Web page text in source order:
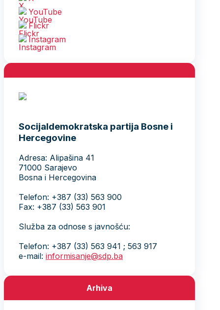
YouTube
Flickr
Instagram
Socijaldemokratska partija Bosne i
Hercegovine
Adresa: Alipašina 41
71000 Sarajevo
Bosna i Hercegovina
Telefon: +387 (33) 563 900
Fax: +387 (33) 563 901
Služba za odnose s javnošću:
Telefon: +387 (33) 563 941 ; 563 917
e-mail: informisanje@sdp.ba
Arhiva